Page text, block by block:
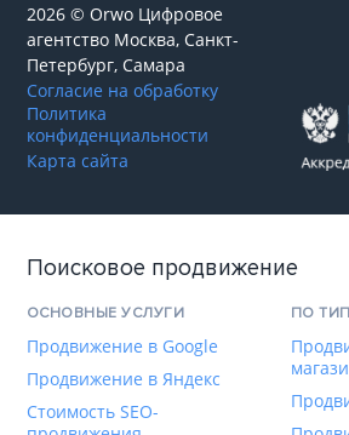
2026 © Orwo Цифровое
агентство Москва, Санкт-
Петербург, Самара
Согласие на обработку
Политика
конфиденциальности
Карта сайта
Поисковое продвижение
ОСНОВНЫЕ УСЛУГИ
Продвижение в Google
Продвижение в Яндекс
Стоимость SEO-
ПО